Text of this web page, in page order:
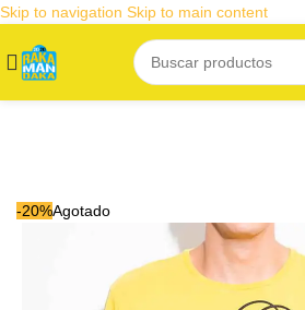
Skip to navigation Skip to main content
-20%Agotado